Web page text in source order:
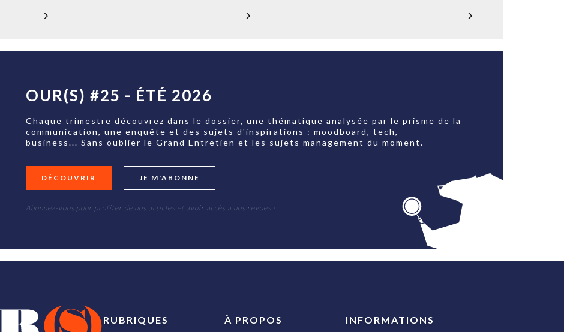
OUR(S) #25 - ÉTÉ 2026
Chaque trimestre découvrez dans le dossier, une thématique analysée par le prisme de la
communication, une enquête et des sujets d'inspirations : moodboard, tech,
business... Sans oublier le Grand Entretien et les sujets management du moment.
DÉCOUVRIR JE M'ABONNE
Abonnez-vous pour profiter de nos articles et avoir accès à nos revues !
RUBRIQUES À PROPOS INFORMATIONS